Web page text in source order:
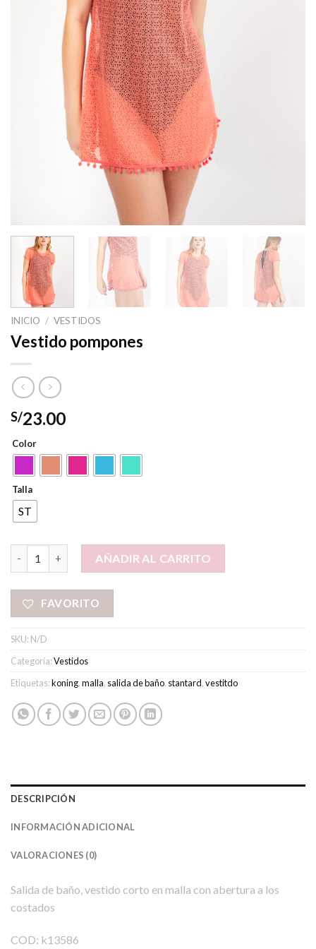
INICIO / VESTIDOS
Vestido pompones
S/23.00
Color
Talla
ST
Vestido pompones cantidadAÑADIR AL CARRITO
FAVORITO
SKU: N/D
Categoría:Vestidos
Etiquetas:koning,malla, salida de baño, stantard,vestitdo
DESCRIPCIÓN
INFORMACIÓN ADICIONAL
VALORACIONES (0)
Salida de baño, vestido corto en malla con abertura a los
costados
COD: k13586